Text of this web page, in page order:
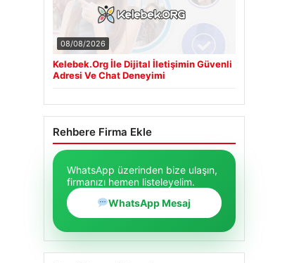
08/08/2026
Kelebek.Org İle Dijital İletişimin Güvenli
Adresi Ve Chat Deneyimi
Rehbere Firma Ekle
WhatsApp üzerinden bize ulaşın,
firmanızı hemen listeleyelim.
WhatsApp Mesaj